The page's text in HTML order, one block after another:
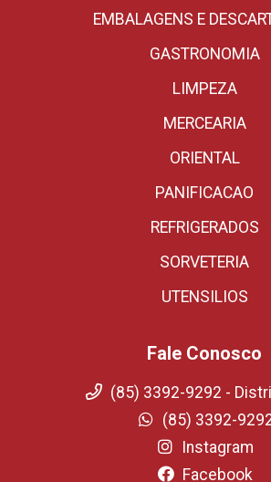
EMBALAGENS E
GASTRONOMIA
LIMPEZA
MERCEARIA
ORIENTAL
PANIFICACAO
REFRIGERADOS
SORVETERIA
UTENSILIOS
Fale Conosco
(85) 3392-9292 -
(85) 3392-
Instagram
Facebook